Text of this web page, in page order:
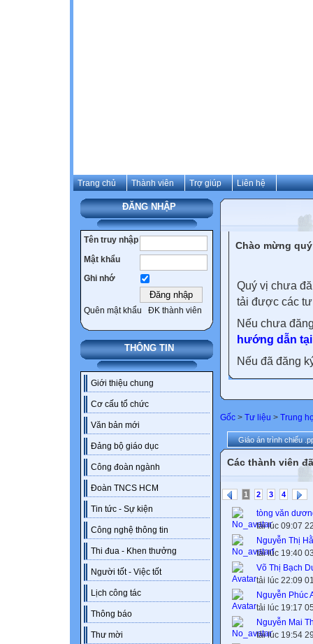
Trang chủ Thành viên Trợ giúp Liên hệ
ĐĂNG NHẬP
Tên truy nhập
Mật khẩu
Ghi nhớ
Quên mật khẩu ĐK thành viên
THÔNG TIN
Giới thiệu chung
Cơ cấu tổ chức
Văn bản mới
Đảng bộ giáo dục
Công đoàn ngành
Đoàn TNCS HCM
Tin tức - Sự kiện
Công nghệ thông tin
Thi đua - Khen thưởng
Người tốt - Việc tốt
Lịch công tác
Thông báo
Thư mời
Chào mừng
Quý vị chưa
tải được các
Nếu chưa
hướng dẫn
Nếu đã đăng
Gốc > Tư liệu > Trung
Giáo án trình chiếu
Các thành viên
1 2 3 4
tòng văn
tải lúc 09:07
Nguyễn Thị
tải lúc 19:40
Võ Thị Bạch
tải lúc 22:09
Nguyễn Phúc
tải lúc 19:17
Nguyễn Mai
tải lúc 19:54